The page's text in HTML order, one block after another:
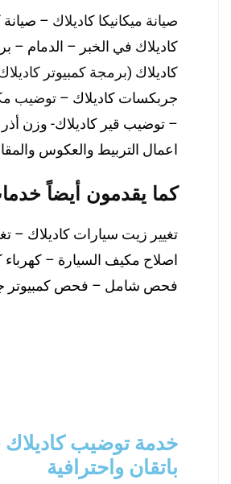
صيانة ميكانيكا كاديلاك – صيانة
كاديلاك في الخبر – الدمام –
كاديلاك (برمجة كمبيوتر
جربكسات كاديلاك – توضيب
– توضيب قير كاديلاك- وزن
اعمال التربيط والعكوس
كما يقدمون أيضاً
تغيير زيت سيارات كاديلاك –
اصلاح مكيف السيارة – كهرباء
فحص شامل – فحص كمبيوتر
خدمة توضيب كاديلاك
باتقان واحترافية